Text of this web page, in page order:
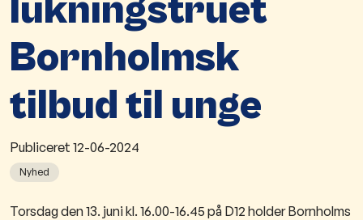
lukningstruet
Bornholmsk
tilbud til unge
Publiceret 12-06-2024
Nyhed
Torsdag den 13. juni kl. 16.00-16.45 på D12 holder Bornholms